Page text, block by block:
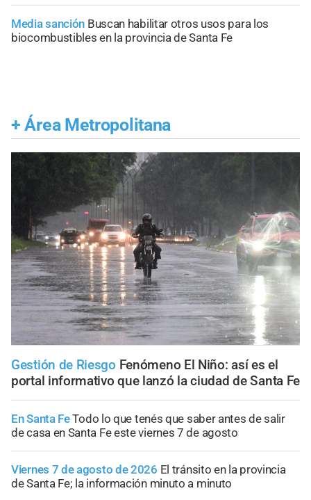
Media sanción Buscan habilitar otros usos para los
biocombustibles en la provincia de Santa Fe
+ Área Metropolitana
Gestión de Riesgo Fenómeno El Niño: así es el
portal informativo que lanzó la ciudad de Santa Fe
En Santa FeTodo lo que tenés que saber antes de salir
de casa en Santa Fe este viernes 7 de agosto
Viernes 7 de agosto de 2026 El tránsito en la provincia
de Santa Fe; la información minuto a minuto